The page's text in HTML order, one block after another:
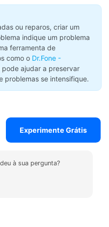
ou reparos, criar um
indique um problema
ferramenta de
como o Dr.Fone -
pode ajudar a preservar
problemas se intensifique.
Experimente Grátis
à sua pergunta?